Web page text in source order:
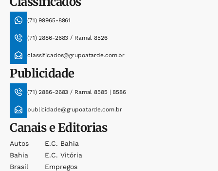
(71) 99965-8961
(71) 2886-2683 / Ramal 8526
classificados@grupoatarde.com.br
Publicidade
(71) 2886-2683 / Ramal 8585 | 8586
publicidade@grupoatarde.com.br
Canais e Editorias
Autos
Bahia
Brasil
E.c. Bahia
E.c. Vitória
Empregos